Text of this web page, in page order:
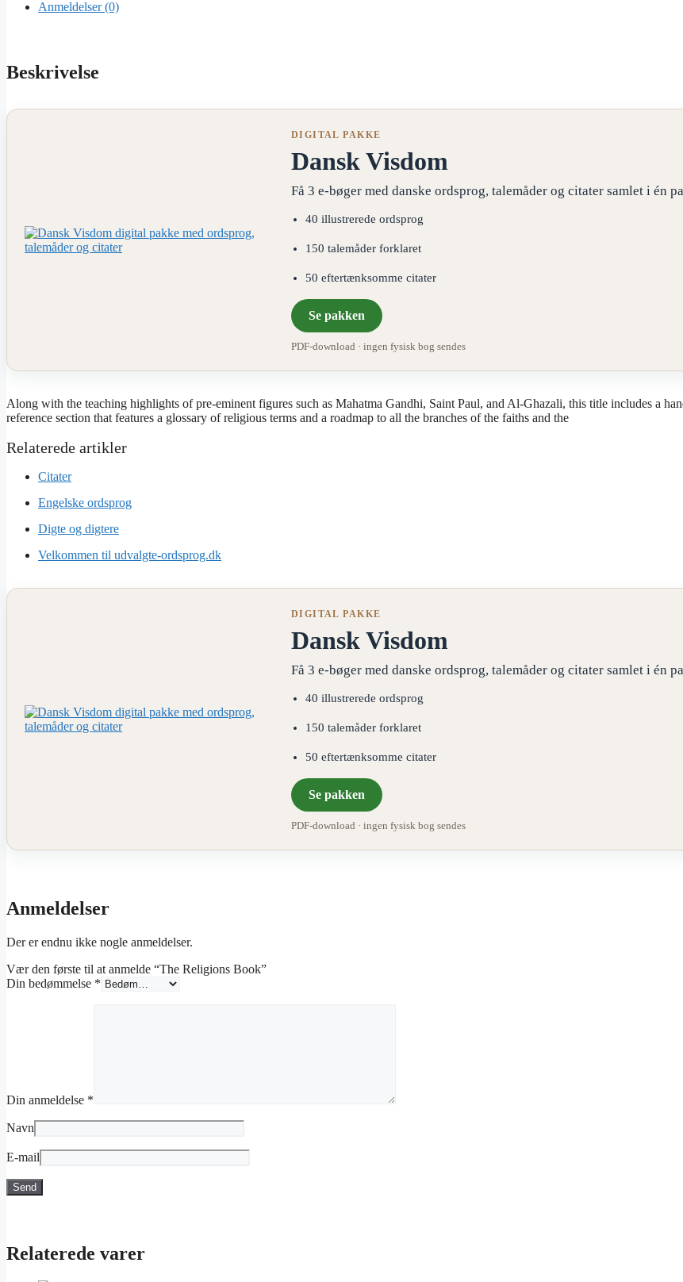
Anmeldelser (0)
Beskrivelse
DIGITAL PAKKE
Dansk Visdom
Få 3 e-bøger med danske ordsprog, talemåder og citater samlet i én
40 illustrerede ordsprog
150 talemåder forklaret
50 eftertænksomme citater
Se pakken
PDF-download · ingen fysisk bog sendes
Along with the teaching highlights of pre-eminent figures such as Mahatma Gandhi, Saint Paul, and Al-Ghazali, this title includes a
reference section that features a glossary of religious terms and a roadmap to all the branches of the faiths and the
Citater
Engelske ordsprog
Digte og digtere
Velkommen til udvalgte-ordsprog.dk
DIGITAL PAKKE
Dansk Visdom
Få 3 e-bøger med danske ordsprog, talemåder og citater samlet i én
40 illustrerede ordsprog
150 talemåder forklaret
50 eftertænksomme citater
Se pakken
PDF-download · ingen fysisk bog sendes
Anmeldelser
Der er endnu ikke nogle anmeldelser.
Vær den første til at anmelde “The Religions Book”
Din bedømmelse *
Din anmeldelse *
Navn
E-mail
Relaterede varer